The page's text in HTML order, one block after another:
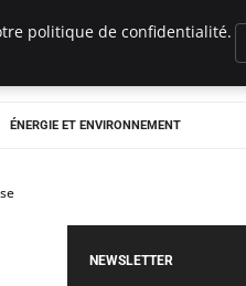
ÉNERGIE ET ENVIRONNEMENT
NEWSLETTER
politique de confidentialité.